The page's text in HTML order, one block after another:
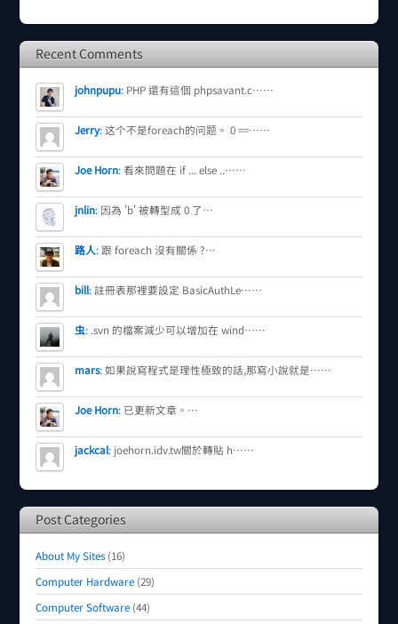
Recent Comments
johnpupu: PHP 還有這個 phpsavant.c……
Jerry:这个不是foreach的问题。 0 ==……
Joe Horn:看來問題在 if ... else ..……
jnlin: 因為 'b' 被轉型成 0 了…
路人: 跟 foreach 沒有關係 ?…
bill:註冊表那裡要設定 BasicAuthLe……
虫: .svn 的檔案減少可以增加在 wind……
mars:如果說寫程式是理性極致的話,那寫小說就是……
Joe Horn: 已更新文章。…
jackcal: joehorn.idv.tw關於轉貼 h……
Post Categories
About My Sites (16)
Computer Hardware (29)
Computer Software (44)